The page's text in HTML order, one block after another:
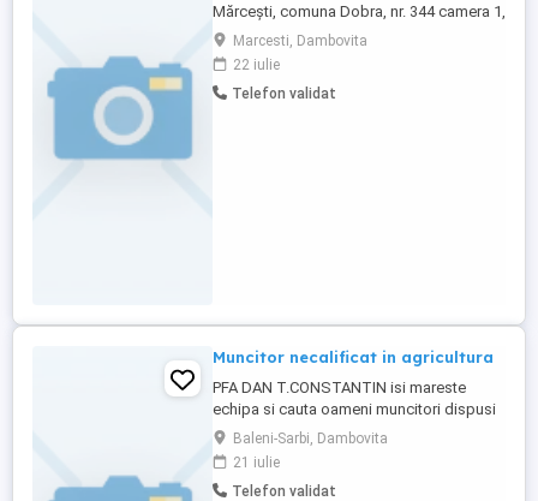
Mărcești, comuna Dobra, nr. 344 camera 1,
județul Dâmbovița, recruteaza: - muncitor
necalificat in agricultura, cod COD 921302
- 2 posturi Depunere CV la sediul societatii
e-mail
Marcesti, Dambovita
22 iulie
Telefon validat
Muncitor necalificat in agricultura
PFA DAN T.CONSTANTIN isi mareste
echipa si cauta oameni muncitori dispusi
la lucrul pe camp si in sere in conditii
meteo nefavorabile. Nr posturi : 3 Limba :
engleza- incepator
Baleni-Sarbi, Dambovita
21 iulie
Telefon validat